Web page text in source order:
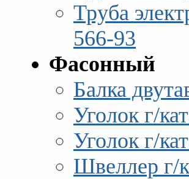
Труба
566-93
Фасонный
Балка
Уголок г/
Уголок г/
Швеллер г/